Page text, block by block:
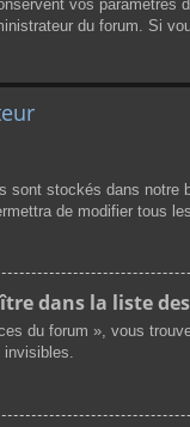
vos
du forum. Si
stockés dans notre
de modifier tous
dans la liste
du forum », vous
invisibles.